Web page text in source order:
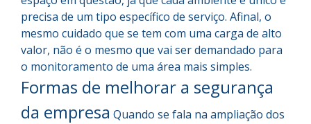
precisa de um tipo específico de serviço. Afinal, o
mesmo cuidado que se tem com uma carga de alto
valor, não é o mesmo que vai ser demandado para
o monitoramento de uma área mais simples.
Formas de melhorar a segurança
da empresa Quando se fala na ampliação dos